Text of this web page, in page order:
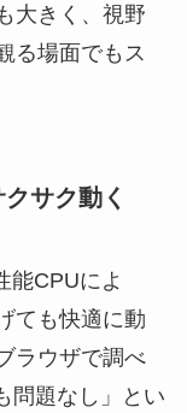
大きく、視野
る場面でもス
サク動く
能CPUによ
ても快適に動
ラウザで調べ
問題なし」とい